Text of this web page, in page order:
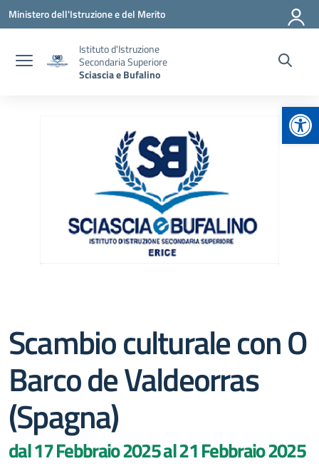
Vai ai contenuti
Vai al menu di navigazione
Vai al footer
Ministero dell'Istruzione e del Merito
Istituto d'Istruzione
Secondaria Superiore
Sciascia e Bufalino
Scambio culturale con O
Barco de Valdeorras
(Spagna)
dal 17 Febbraio 2025 al 21 Febbraio 2025